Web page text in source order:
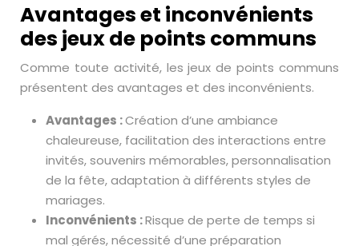
Avantages et inconvénients
des jeux de points communs
Comme toute activité, les jeux de points communs
présentent des avantages et des inconvénients.
Avantages :Création d’une ambiance
chaleureuse, facilitation des interactions entre
invités, souvenirs mémorables, personnalisation
de la fête, adaptation à différents styles de
mariages.
Inconvénients :Risque de perte de temps si
mal gérés, nécessité d’une préparation